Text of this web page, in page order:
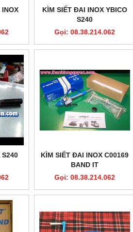
INOX
KÌM SIẾT ĐAI INOX YBICO
S240
Gọi: 08.38.214.062
S240
KÌM SIẾT ĐAI INOX C00169
BAND IT
Gọi: 08.38.214.062